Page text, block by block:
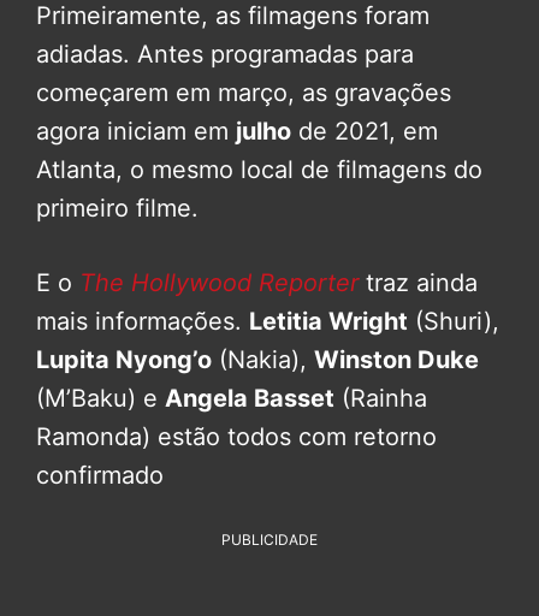
Primeiramente, as filmagens foram
adiadas. Antes programadas para
começarem em março, as gravações
agora iniciam em julho de 2021, em
Atlanta, o mesmo local de filmagens do
primeiro filme.
E o The Hollywood Reportertraz ainda
mais informações. Letitia Wright (Shuri),
Lupita Nyong’o (Nakia), Winston Duke
(M’Baku) e Angela Basset (Rainha
Ramonda) estão todos com retorno
confirmado
PUBLICIDADE